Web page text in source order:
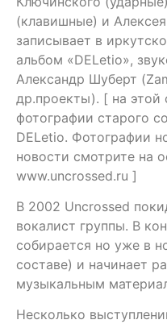
(клавишные) и
записывает в
альбом «DELetio»,
Александр Шуберт
др.проекты). [ на этой
фотографии старого
DELetio. Фотографии
новости смотрите на
www.uncrossed.ru ]
В 2002 Uncrossed
вокалист группы. В
собирается но уже в
составе) и начинает
музыкальным
Несколько